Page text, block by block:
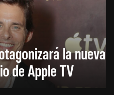
la nueva
de Apple TV